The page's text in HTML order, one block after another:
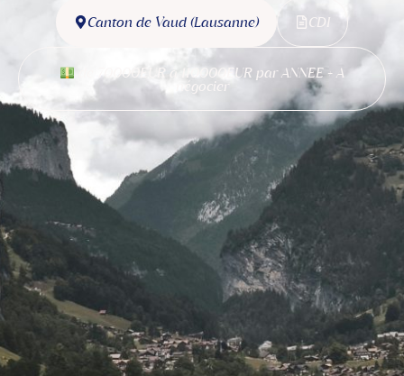
Canton de Vaud (Lausanne) CDI
de 70000EUR à 110000EUR par ANNEE + A
négocier